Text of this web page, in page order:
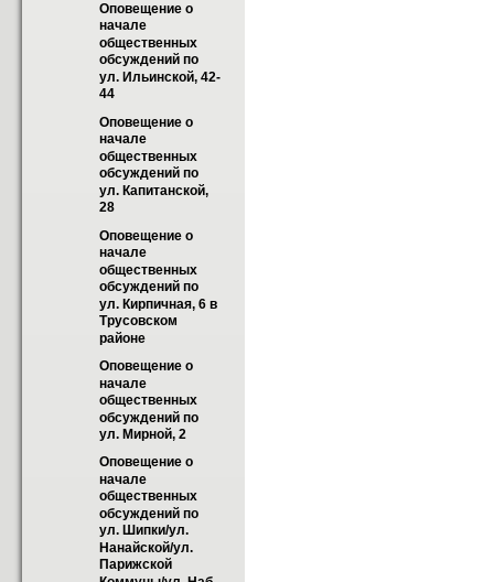
Оповещение о
начале
общественных
обсуждений по
ул. Ильинской, 42-
44
Оповещение о
начале
общественных
обсуждений по
ул. Капитанской,
28
Оповещение о
начале
общественных
обсуждений по
ул. Кирпичная, 6 в
Трусовском
районе
Оповещение о
начале
общественных
обсуждений по
ул. Мирной, 2
Оповещение о
начале
общественных
обсуждений по
ул. Шипки/ул.
Нанайской/ул.
Парижской